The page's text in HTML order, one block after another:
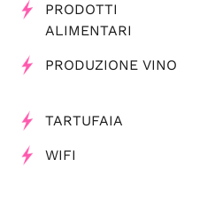
PRODOTTI
ALIMENTARI
PRODUZIONE VINO
TARTUFAIA
WIFI